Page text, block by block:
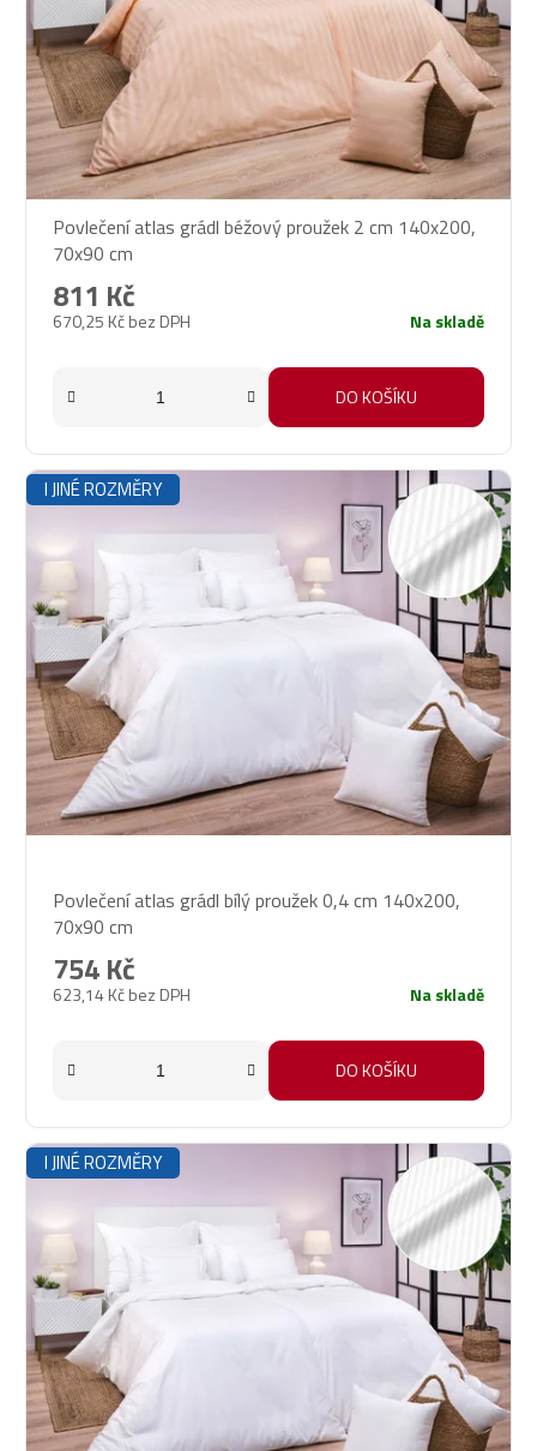
Povlečení atlas grádl béžový proužek 2 cm 140x200,
70x90 cm
670,25 Kč bez DPH
811 Kč
Na skladě
DO KOŠÍKU
I JINÉ ROZMĚRY
hodnocení
produktu
je
5,0
hvězdiček.
Povlečení atlas grádl bílý proužek 0,4 cm 140x200,
70x90 cm
623,14 Kč bez DPH
754 Kč
Na skladě
DO KOŠÍKU
I JINÉ ROZMĚRY